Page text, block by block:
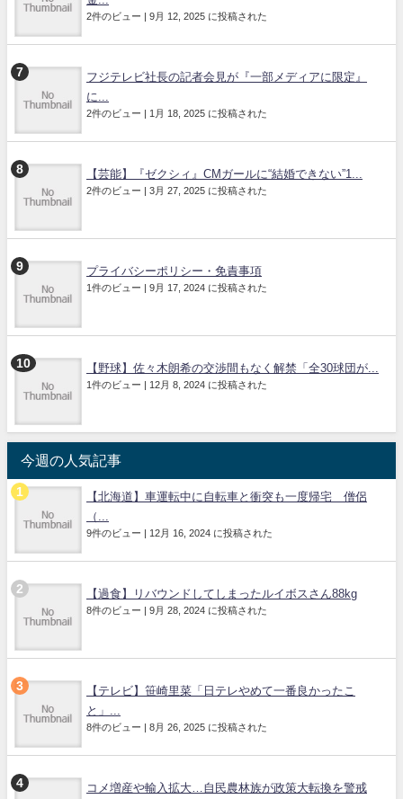
2件のビュー 9月 12, 2025 に投稿された
フジテレビ社長の記者会見が『一部メディアに限定』
に...
2件のビュー 1月 18, 2025 に投稿された
【芸能】『ゼクシィ』CMガールに“結婚できない”1...
2件のビュー 3月 27, 2025 に投稿された
プライバシーポリシー・免責事項
1件のビュー 9月 17, 2024 に投稿された
【野球】佐々木朗希の交渉間もなく解禁「全30球団が...
1件のビュー 12月 8, 2024 に投稿された
今週の人気記事
【北海道】車運転中に自転車と衝突も一度帰宅 僧侶
（...
9件のビュー 12月 16, 2024 に投稿された
【過食】リバウンドしてしまったルイボスさん88kg
8件のビュー 9月 28, 2024 に投稿された
【テレビ】笹崎里菜「日テレやめて一番良かったこ
と」...
8件のビュー 8月 26, 2025 に投稿された
コメ増産や輸入拡大…自民農林族が政策大転換を警戒